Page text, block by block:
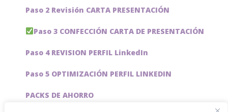
Paso 2 Revisión CARTA PRESENTACIÓN
Paso 3 CONFECCIÓN CARTA DE PRESENTACIÓN
Paso 4 REVISION PERFIL LinkedIn
Paso 5 OPTIMIZACIÓN PERFIL LINKEDIN
PACKS DE AHORRO